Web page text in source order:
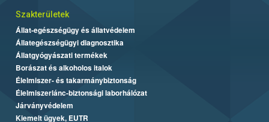
Szakterületek
Állat-egészségügy és állatvédelem
Állategészségügyi diagnosztika
Állatgyógyászati termékek
Borászat és alkoholos italok
Élelmiszer- és takarmánybiztonság
Élelmiszerlánc-biztonsági laborhálózat
Járványvédelem
Kiemelt ügyek, EUTR